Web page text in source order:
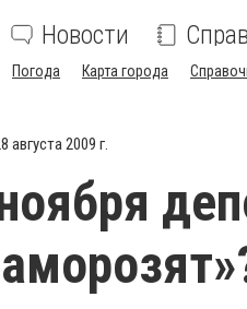
Новости
Погода Карта города
августа 2009 г.